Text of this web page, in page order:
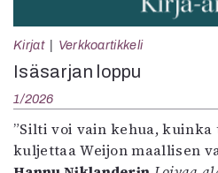
Kirjat
Lehdet
Kirjat Verkkoartikkeli
Isäsarjan loppu
1/2026
”Silti voi vain kehua,
kuljettaa Weijon maallisen